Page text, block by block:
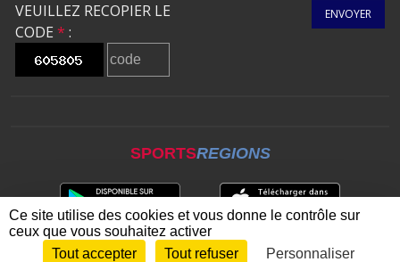
VEUILLEZ RECOPIER LE
CODE * :
ENVOYER
SPORTSREGIONS
Envie de participer ? CONNEXION
Ce site utilise des cookies et vous donne le contrôle sur
ceux que vous souhaitez activer
Tout accepter
Tout refuser Personnaliser